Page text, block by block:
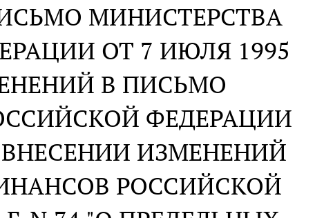
МИНИСТЕРСТВА
ОТ 7 ИЮЛЯ 1995
В ПИСЬМО
ФЕДЕРАЦИИ
ВНЕСЕНИИ ИЗМЕНЕНИЙ
РОССИЙСКОЙ